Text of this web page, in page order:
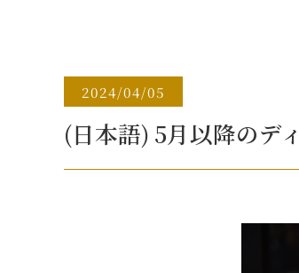
2024/04/05
(日本語) 5月以降のデ